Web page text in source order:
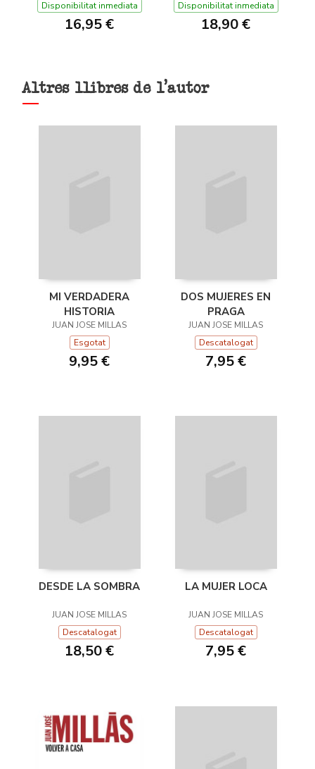
DE L'OLIMP 2)
Disponibilitat inmediata
16,95 €
Disponibilitat inmediata
18,90 €
Altres llibres de l'autor
MI VERDADERA
HISTORIA
JUAN JOSE MILLAS
Esgotat
9,95 €
DOS MUJERES EN
PRAGA
JUAN JOSE MILLAS
Descatalogat
7,95 €
DESDE LA SOMBRA
JUAN JOSE MILLAS
Descatalogat
18,50 €
LA MUJER LOCA
JUAN JOSE MILLAS
Descatalogat
7,95 €